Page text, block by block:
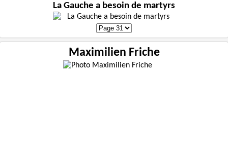
La Gauche a besoin de martyrs
Maximilien Friche